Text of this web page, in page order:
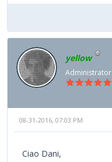
yellow
Administrator
08-31-2016, 07:03 PM
Ciao Dani,